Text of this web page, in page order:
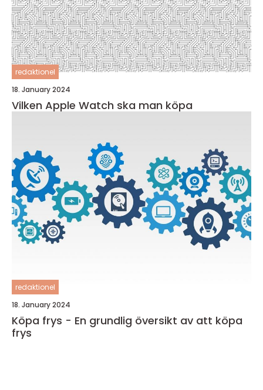
redaktionel
18. January 2024
Vilken Apple Watch ska man köpa
redaktionel
18. January 2024
Köpa frys - En grundlig översikt av att köpa
frys